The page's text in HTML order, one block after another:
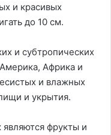
и красивых
до 10 см.
и субтропических
Африка и
и влажных
и укрытия.
фрукты и